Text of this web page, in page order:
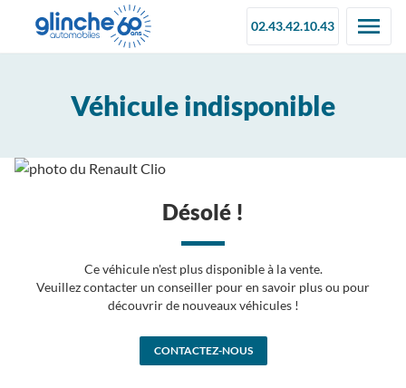
02.43.42.10.43
Véhicule indisponible
Désolé !
Ce véhicule n'est plus disponible à la vente.
Veuillez contacter un conseiller pour en savoir plus ou pour
découvrir de nouveaux véhicules !
CONTACTEZ-NOUS